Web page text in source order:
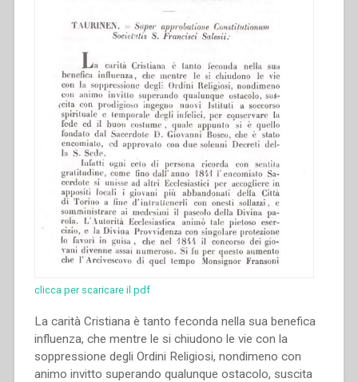
clicca per scaricare il pdf
La carità Cristiana è tanto feconda nella sua benefica
influenza, che mentre le si chiudono le vie con la
soppressione degli Ordini Religiosi, nondimeno con
animo invitto superando qualunque ostacolo, suscita